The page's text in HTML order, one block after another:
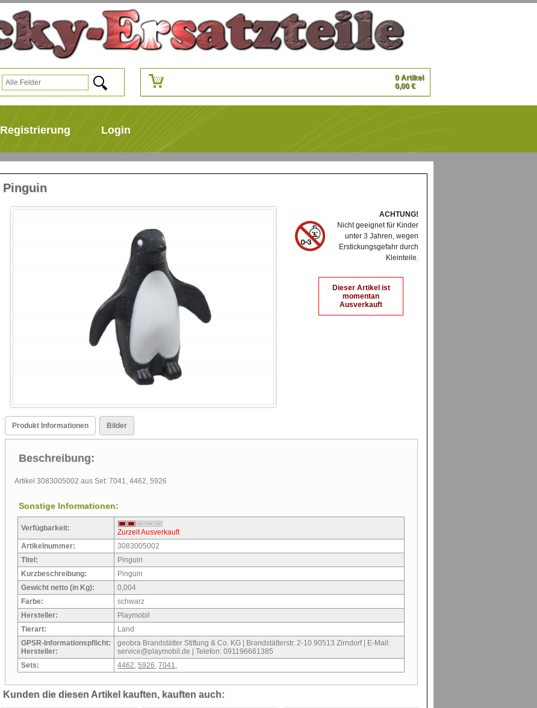
0 Artikel
0,00 €
Registrierung Login
Pinguin
ACHTUNG!
Nicht geeignet für Kinder
unter 3 Jahren, wegen
Erstickungsgefahr durch
Kleinteile.
Dieser Artikel ist
momentan
Ausverkauft
Produkt Informationen Bilder
Beschreibung:
Artikel 3083005002 aus Set: 7041, 4462, 5926
Sonstige Informationen:
Verfügbarkeit:
Zurzeit Ausverkauft
Artikelnummer:
3083005002
Titel:
Pinguin
Kurzbeschreibung:
Pinguin
Gewicht netto (in Kg):
0,004
Farbe:
schwarz
Hersteller:
Playmobil
Tierart:
Land
GPSR-Informationspflicht:
Hersteller:
geobra Brandstätter Stiftung & Co. KG | Brandstätterstr. 2-10 90513 Zirndorf | E-Mail:
service@playmobil.de | Telefon: 091196661385
Sets:
4462,5926,7041,
Kunden die diesen Artikel kauften, kauften auch: